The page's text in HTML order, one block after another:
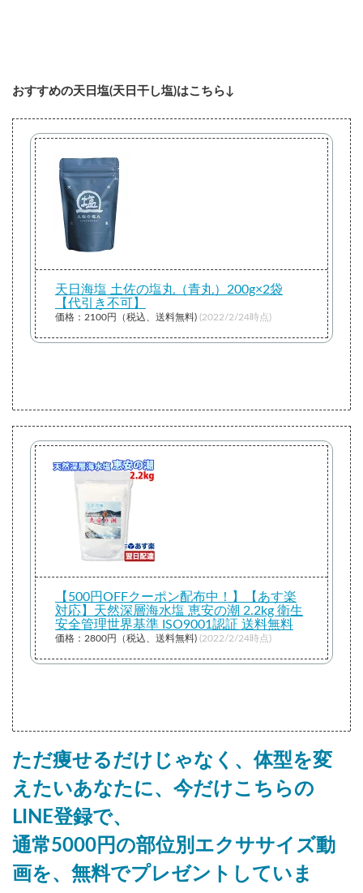
おすすめの天日塩(天日干し塩)はこちら↓
天日海塩 土佐の塩丸（青丸）200g×2袋
【代引き不可】
価格：2100円（税込、送料無料) (2022/2/24時点)
【500円OFFクーポン配布中！】【あす楽
対応】天然深層海水塩 恵安の潮 2.2kg 衛生
安全管理世界基準 ISO9001認証 送料無料
価格：2800円（税込、送料無料) (2022/2/24時点)
ただ痩せるだけじゃなく、体型を変
えたいあなたに、今だけこちらの
LINE登録で、
通常5000円の部位別エクササイズ動
画を、無料でプレゼントしていま